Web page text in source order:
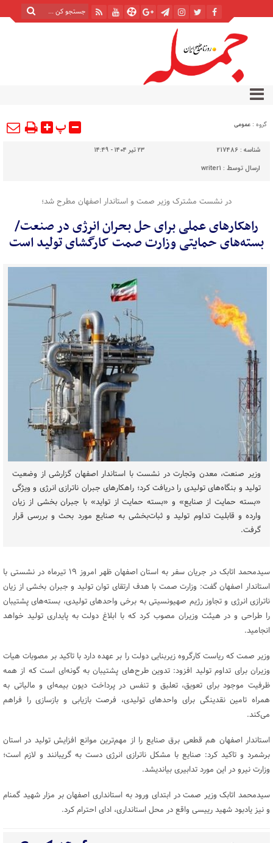
گروه : عمومی پ
شناسه : 217486
۲۳ تیر ۱۴۰۴ - ۱۴:۴۹
ارسال توسط : writer1
در نشست مشترک وزیر صمت و استاندار اصفهان مطرح شد؛
راهکارهای عملی برای حل بحران انرژی در صنعت/
بسته‌های حمایتی وزارت صمت کارگشای تولید است
وزیر صنعت، معدن وتجارت در نشست با استاندار اصفهان گزارشی از وضعیت
تولید و بنگاه‌های تولیدی را دریافت کرد؛ راهکارهای جبران ناترازی انرژی و ویژگی
«بسته‌ حمایت از صنایع» و «بسته حمایت از تواید» با جبران بخشی از زیان
وارده و قابلیت تداوم تولید و ثبات‌بخشی به صنایع مورد بحث و بررسی قرار
گرفت.
سید‌محمد اتابک در جریان سفر به استان اصفهان ظهر امروز ۱۹ تیرماه در نشستی با
استاندار اصفهان گفت: وزارت صمت با هدف ارتقای توان تولید و جبران بخشی از زیان
ناترازی انرژی و تجاوز رژیم صهیونسیتی به برخی واحد‌های تولیدی، بسته‌های پشتیبان
را طراحی و در هیئت وزیران مصوب کرد که با ابلاغ دولت به پایداری تولید خواهد
انجامید.
وزیر صمت که ریاست کارگروه زیر‌بنایی دولت را بر عهده دارد با تاکید بر مصوبات هیات
وزیران برای تداوم تولید افزود: تدوین طرح‌های پشتیبان به گونه‌ای است که از همه
ظرفیت موجود برای تعویق، تعلیق و تنفس در پرداخت دیون بیمه‌ای و مالیاتی به
همراه تامین نقدینگی برای واحد‌های تولیدی، فرصت بازیابی و بازسازی را فراهم
می‌کند.
استاندار اصفهان هم قطعی برق صنایع را از مهم‌ترین موانع افزایش تولید در استان
بر‌شمرد و تاکید کرد: صنایع با مشکل ناترازی انرژی دست به گریبانند و لازم است؛
وزارت نیرو در این مورد تدابیری بیاندیشد.
سیدمحمد اتابک وزیر صمت در ابتدای ورود به استانداری اصفهان بر مزار شهید گمنام
و نیز یادبود شهید رییسی واقع در محل استانداری، ادای احترام کرد.